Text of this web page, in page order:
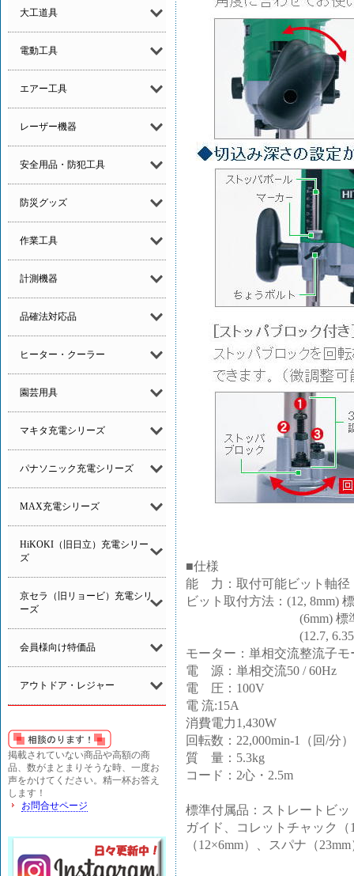
大工道具
電動工具
エアー工具
レーザー機器
安全用品・防犯工具
防災グッズ
作業工具
計測機器
品確法対応品
ヒーター・クーラー
園芸用具
マキタ充電シリーズ
パナソニック充電シリーズ
MAX充電シリーズ
HiKOKI（旧日立）充電シリー
ズ
京セラ（旧リョービ）充電シリ
ーズ
会員様向け特価品
アウトドア・レジャー
掲載されていない商品や高額の商
品、数がまとまりそうな時、一度お
声をかけてください。精一杯お答え
します！
お問合せページ
■仕様
能 力：取付可能ビット軸径
ビット取付方法：(12, 8mm)
(6mm) 標準のチャ
(12.7, 6.35) 別売部
モーター：単相交流整流子モ
電 源：単相交流50 / 60Hz
電 圧：100V
電 流:15A
消費電力1,430W
回転数：22,000min-1（回/分）
質 量：5.3kg
コード：2心・2.5m
標準付属品：ストレートビ
ガイド、コレットチャック
（12×6mm）、スパナ（